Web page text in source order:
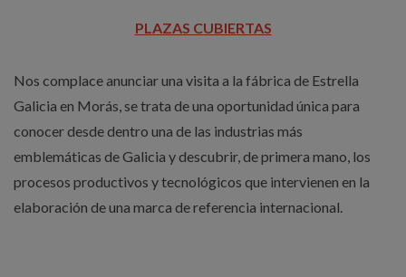
PLAZAS CUBIERTAS
Nos complace anunciar una visita a la fábrica de Estrella
Galicia en Morás, se trata de una oportunidad única para
conocer desde dentro una de las industrias más
emblemáticas de Galicia y descubrir, de primera mano, los
procesos productivos y tecnológicos que intervienen en la
elaboración de una marca de referencia internacional.